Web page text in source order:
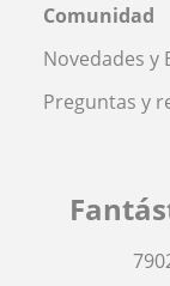
Comunidad
Novedades y
Preguntas y